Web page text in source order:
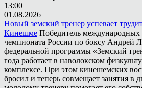
13:00
01.08.2026
Новый земский тренер успевает
Кинешме Победитель международных
чемпионата России по боксу Андрей
федеральной программы «Земский
года работает в наволокском
комплексе. При этом кинешемских
бросил и теперь совмещает занятия в